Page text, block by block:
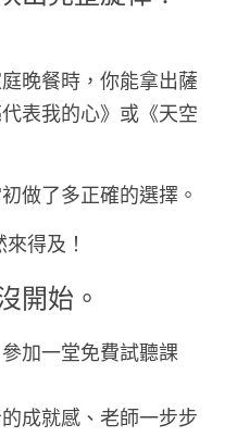
晚餐時，你能拿出薩
表我的心》或《天空
做了多正確的選擇。
得及！
開始。
加一堂免費試聽課
成就感、老師一步步